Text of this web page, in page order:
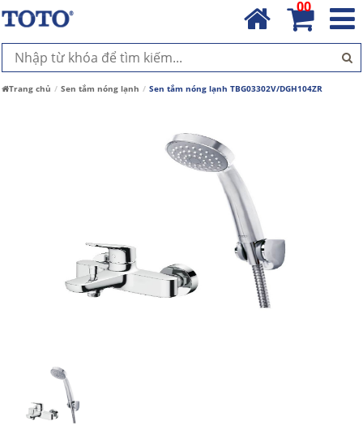
00
Trang chủ Sen tắm nóng lạnh Sen tắm nóng lạnh TBG03302V/DGH104ZR